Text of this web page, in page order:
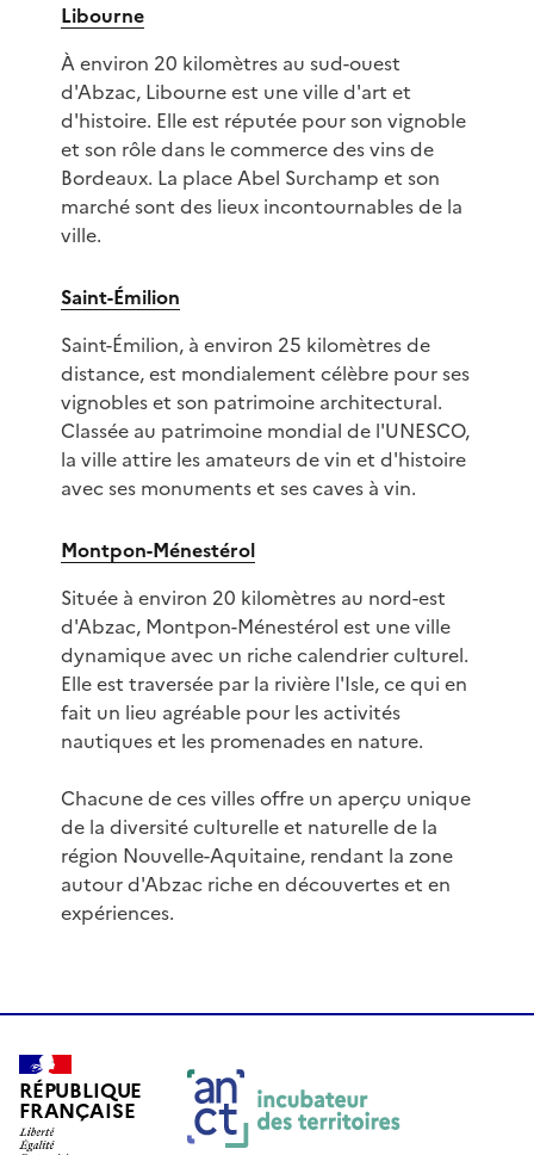
Libourne
À environ 20 kilomètres au sud-ouest
d'Abzac, Libourne est une ville d'art et
d'histoire. Elle est réputée pour son vignoble
et son rôle dans le commerce des vins de
Bordeaux. La place Abel Surchamp et son
marché sont des lieux incontournables de la
ville.
Saint-Émilion
Saint-Émilion, à environ 25 kilomètres de
distance, est mondialement célèbre pour ses
vignobles et son patrimoine architectural.
Classée au patrimoine mondial de l'UNESCO,
la ville attire les amateurs de vin et d'histoire
avec ses monuments et ses caves à vin.
Montpon-Ménestérol
Située à environ 20 kilomètres au nord-est
d'Abzac, Montpon-Ménestérol est une ville
dynamique avec un riche calendrier culturel.
Elle est traversée par la rivière l'Isle, ce qui en
fait un lieu agréable pour les activités
nautiques et les promenades en nature.
Chacune de ces villes offre un aperçu unique
de la diversité culturelle et naturelle de la
région Nouvelle-Aquitaine, rendant la zone
autour d'Abzac riche en découvertes et en
expériences.
RÉPUBLIQUE
FRANÇAISE